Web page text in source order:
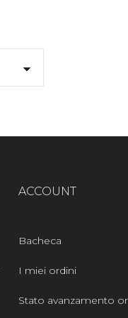
ACCOUNT
Bacheca
I miei ordini
Stato avanzamento